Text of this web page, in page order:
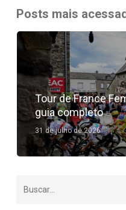
Posts mais
Tour de France
guia completo
31 de julho de 2026